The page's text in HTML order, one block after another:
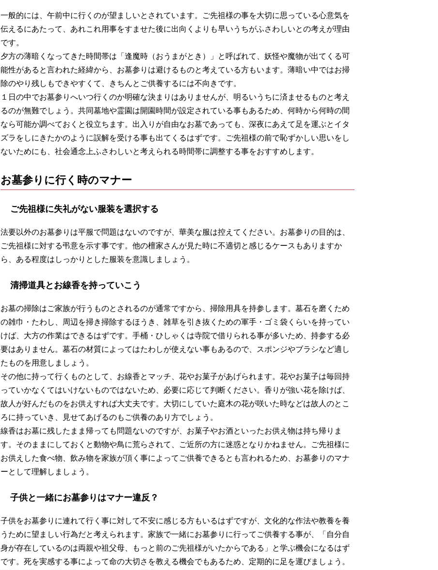
一般的には、午前中に行くのが望ましいとされています。ご先祖様の事を大切に思っている心意気を
伝えるにあたって、あれこれ用事をすませた後に出向くよりも早いうちがふさわしいとの考えが理由
です。
夕方の薄暗くなってきた時間帯は「逢魔時（おうまがとき）」と呼ばれて、妖怪や魔物が出てくる可
能性があると言われた経緯から、お墓参りは避けるものと考えている方もいます。薄暗い中ではお掃
除のやり残しもできやすくて、きちんとご供養するには不向きです。
１日の中でお墓参りへいつ行くのか明確な決まりはありませんが、明るいうちに済ませるものと考え
るのが無難でしょう。共同墓地や霊園は開園時間が設定されている事もあるため、何時から何時の間
なら可能か調べておくと役立ちます。出入りが自由なお墓であっても、深夜にあえて足を運ぶとイタ
ズラをしにきたかのように誤解を受ける事も出てくるはずです。ご先祖様の前で恥ずかしい思いをし
ないためにも、社会通念上ふさわしいと考えられる時間帯に調整する事をおすすめします。
お墓参りに行く時のマナー
ご先祖様に失礼がない服装を選択する
法要以外のお墓参りは平服で問題はないのですが、華美な服は控えてください。お墓参りの目的は、
ご先祖様に対する弔意を示す事です。他の檀家さんが見た時に不適切と感じるケースもありますか
ら、ある程度はしっかりとした服装を意識しましょう。
清掃道具とお線香を持っていこう
お墓の掃除はご家族が行うものとされるのが通常ですから、掃除用具を持参します。墓石を磨くため
の雑巾・たわし、周辺を掃き掃除するほうき、雑草を引き抜くための軍手・ゴミ袋くらいを持ってい
けば、大方の作業はできるはずです。手桶・ひしゃくは寺院で借りられる事が多いため、持参する必
要はありません。墓石の材質によってはたわしが使えない事もあるので、スポンジやブラシなど適し
たものを用意しましょう。
その他に持って行くものとして、お線香とマッチ、花やお菓子があげられます。花やお菓子は毎回持
っていかなくてはいけないものではないため、必要に応じて判断ください。香りが強い花を除けば、
故人が好んだものをお供えすれば大丈夫です。大切にしていた庭木の花が咲いた時などは故人のとこ
ろに持っていき、見せてあげるのもご供養のあり方でしょう。
線香はお墓に残したまま帰っても問題ないのですが、お菓子やお酒といったお供え物は持ち帰りま
す。そのままにしておくと動物や鳥に荒らされて、ご近所の方に迷惑となりかねません。ご先祖様に
お供えした食べ物、飲み物を家族が頂く事によってご供養できるとも言われるため、お墓参りのマナ
ーとして理解しましょう。
子供と一緒にお墓参りはマナー違反？
子供をお墓参りに連れて行く事に対して不安に感じる方もいるはずですが、文化的な作法や教養を養
うために望ましい行為だと考えられます。家族で一緒にお墓参りに行ってご供養する事が、「自分自
身が存在しているのは両親や祖父母、もっと前のご先祖様がいたからである」と学ぶ機会になるはず
です。死を実感する事によって命の大切さを教える機会でもあるため、定期的に足を運びましょう。